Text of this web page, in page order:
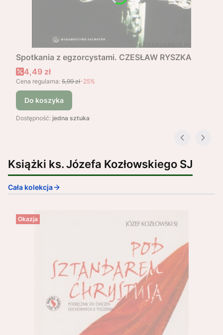
Spotkania z egzorcystami. CZESŁAW RYSZKA
Cena promocyjna
4,49 zł
Cena regularna: 5,99 zł-25%
Do koszyka
Dostępność: jedna sztuka
Książki ks. Józefa Kozłowskiego SJ
Cała kolekcja
Okazja